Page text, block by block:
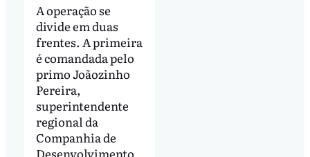
A operação se
divide em duas
frentes. A primeira
é comandada pelo
primo Joãozinho
Pereira,
superintendente
regional da
Companhia de
Desenvolvimento